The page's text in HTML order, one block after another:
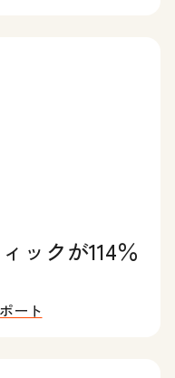
ックが114％
ート